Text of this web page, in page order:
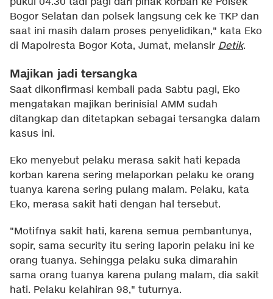
Bogor Selatan dan polsek langsung cek ke TKP dan
saat ini masih dalam proses penyelidikan," kata Eko
di Mapolresta Bogor Kota, Jumat, melansir Detik.
Majikan jadi tersangka
Saat dikonfirmasi kembali pada Sabtu pagi, Eko
mengatakan majikan berinisial AMM sudah
ditangkap dan ditetapkan sebagai tersangka dalam
kasus ini.
Eko menyebut pelaku merasa sakit hati kepada
korban karena sering melaporkan pelaku ke orang
tuanya karena sering pulang malam. Pelaku, kata
Eko, merasa sakit hati dengan hal tersebut.
"Motifnya sakit hati, karena semua pembantunya,
sopir, sama security itu sering laporin pelaku ini ke
orang tuanya. Sehingga pelaku suka dimarahin
sama orang tuanya karena pulang malam, dia sakit
hati. Pelaku kelahiran 98," tuturnya.